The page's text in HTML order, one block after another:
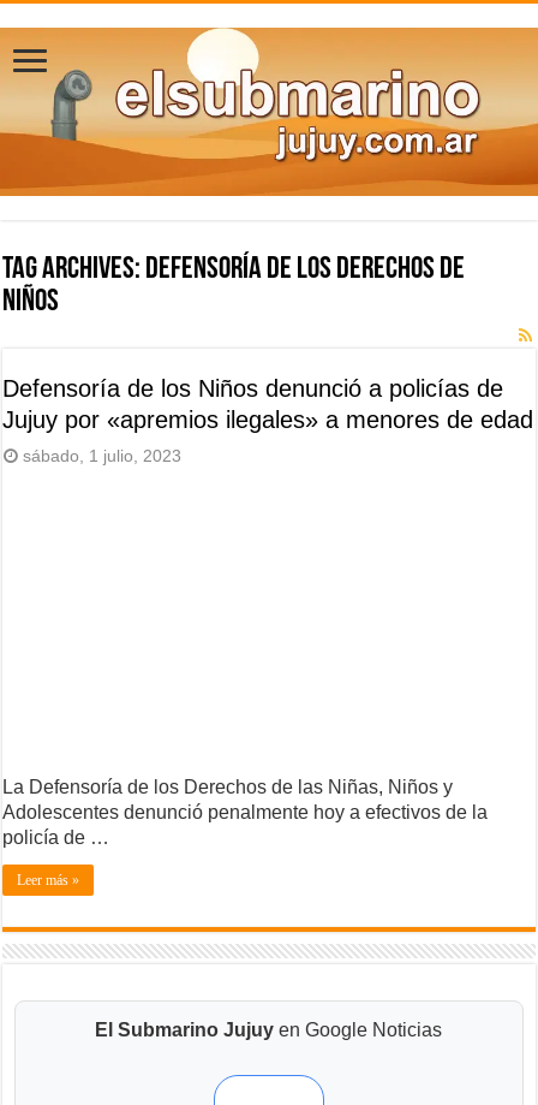
Tag Archives: Defensoría de los Derechos de
Niños
Defensoría de los Niños denunció a policías de
Jujuy por «apremios ilegales» a menores de edad
sábado, 1 julio, 2023
La Defensoría de los Derechos de las Niñas, Niños y
Adolescentes denunció penalmente hoy a efectivos de la
policía de …
Leer más »
El Submarino Jujuy en Google Noticias